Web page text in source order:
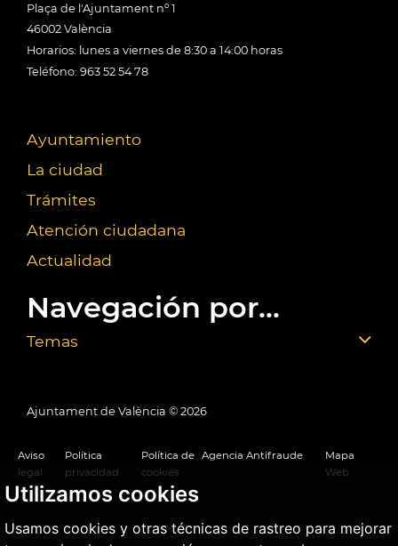
Utilizamos cookies
Usamos cookies y otras técnicas de rastreo para mejorar
Plaça de l'Ajuntament nº 1
46002 València
Horarios: lunes a viernes de 8:30 a 14:00 horas
Teléfono: 963 52 54 78
Ayuntamiento
La ciudad
Trámites
Atención ciudadana
Actualidad
Navegación por...
Temas
Ajuntament de València © 2026
Aviso
legal
Política
privacidad
Política de
cookies
Agencia Antifraude
Mapa
Web